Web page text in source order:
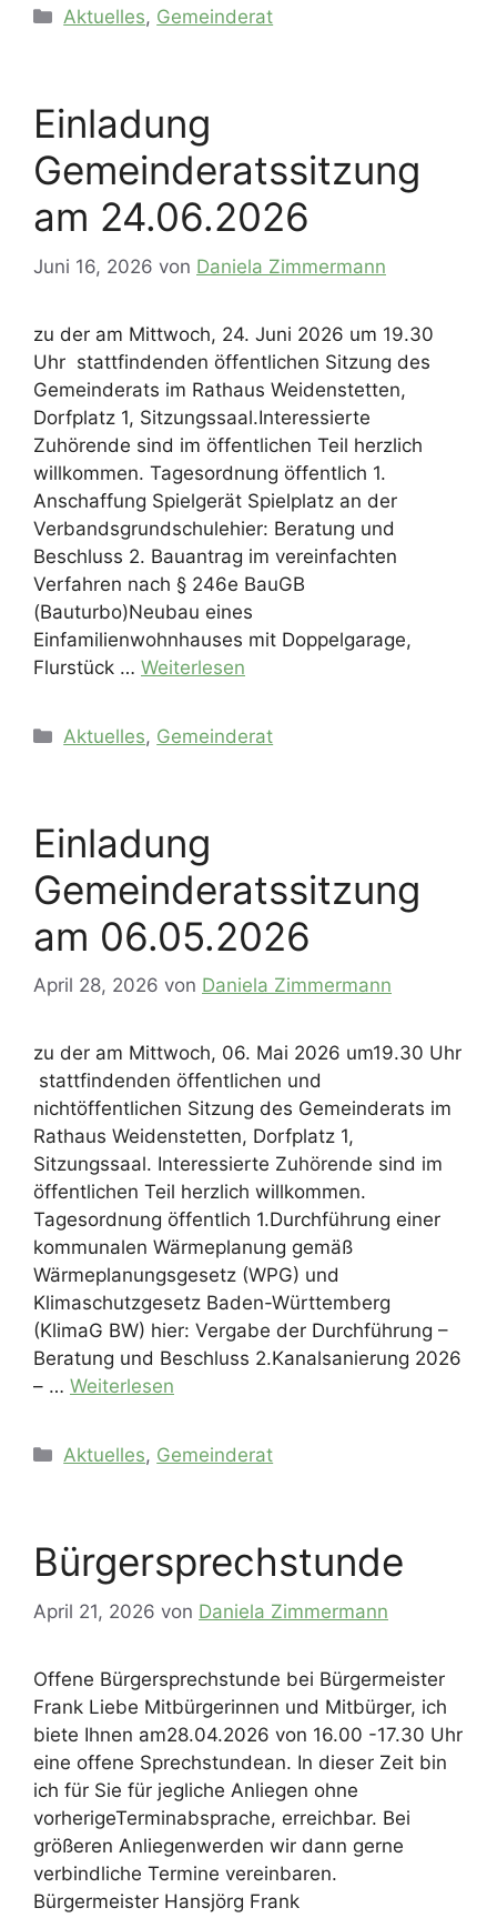
Kategorien
Aktuelles, Gemeinderat
Einladung
Gemeinderatssitzung
am 24.06.2026
Juni 16, 2026 von Daniela Zimmermann
zu der am Mittwoch, 24. Juni 2026 um 19.30
Uhr stattfindenden öffentlichen Sitzung des
Gemeinderats im Rathaus Weidenstetten,
Dorfplatz 1, Sitzungssaal.Interessierte
Zuhörende sind im öffentlichen Teil herzlich
willkommen. Tagesordnung öffentlich 1.
Anschaffung Spielgerät Spielplatz an der
Verbandsgrundschulehier: Beratung und
Beschluss 2. Bauantrag im vereinfachten
Verfahren nach § 246e BauGB
(Bauturbo)Neubau eines
Einfamilienwohnhauses mit Doppelgarage,
Flurstück … Weiterlesen
Kategorien
Aktuelles, Gemeinderat
Einladung
Gemeinderatssitzung
am 06.05.2026
April 28, 2026 von Daniela Zimmermann
zu der am Mittwoch, 06. Mai 2026 um19.30 Uhr
stattfindenden öffentlichen und
nichtöffentlichen Sitzung des Gemeinderats im
Rathaus Weidenstetten, Dorfplatz 1,
Sitzungssaal. Interessierte Zuhörende sind im
öffentlichen Teil herzlich willkommen.
Tagesordnung öffentlich 1.Durchführung einer
kommunalen Wärmeplanung gemäß
Wärmeplanungsgesetz (WPG) und
Klimaschutzgesetz Baden-Württemberg
(KlimaG BW) hier: Vergabe der Durchführung –
Beratung und Beschluss 2.Kanalsanierung 2026
– … Weiterlesen
Kategorien
Aktuelles, Gemeinderat
Bürgersprechstunde
April 21, 2026 von Daniela Zimmermann
Offene Bürgersprechstunde bei Bürgermeister
Frank Liebe Mitbürgerinnen und Mitbürger, ich
biete Ihnen am28.04.2026 von 16.00 -17.30 Uhr
eine offene Sprechstundean. In dieser Zeit bin
ich für Sie für jegliche Anliegen ohne
vorherigeTerminabsprache, erreichbar. Bei
größeren Anliegenwerden wir dann gerne
verbindliche Termine vereinbaren.
Bürgermeister Hansjörg Frank